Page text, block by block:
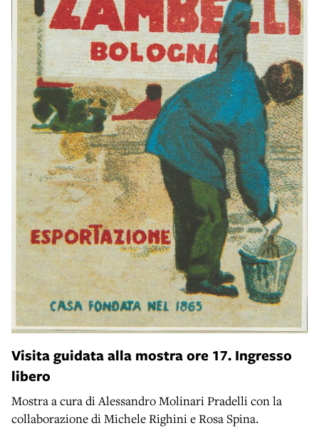
Visita guidata alla mostra ore 17. Ingresso
libero
Mostra a cura di Alessandro Molinari Pradelli con la
collaborazione di Michele Righini e Rosa Spina.